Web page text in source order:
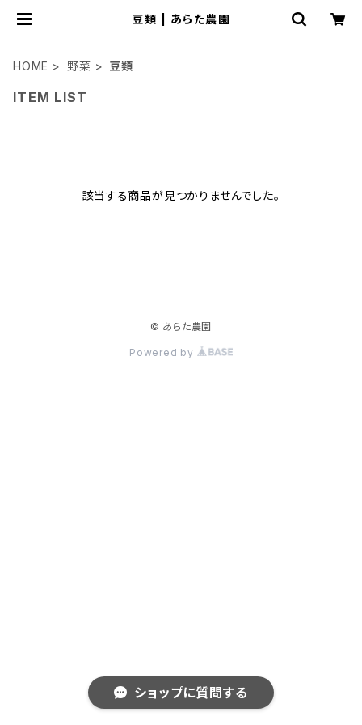
豆類 | あらた農園
HOME 野菜 豆類
ITEM LIST
該当する商品が見つかりませんでした。
© あらた農園
Powered by
ショップに質問する